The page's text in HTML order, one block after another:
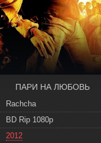
ПАРИ НА ЛЮБОВЬ
Rachcha
BD Rip 1080p
2012